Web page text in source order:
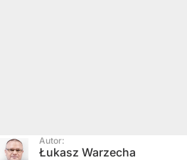
Autor:
Łukasz Warzecha